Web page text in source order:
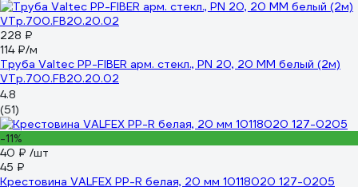
228 ₽
114 ₽/м
Труба Valtec PP-FIBER арм. стекл., PN 20, 20 MM белый (2м)
VTp.700.FB20.20.02
4.8
(51)
-11%
40 ₽ /шт
45 ₽
Крестовина VALFEX PP-R белая, 20 мм 10118020 127-0205